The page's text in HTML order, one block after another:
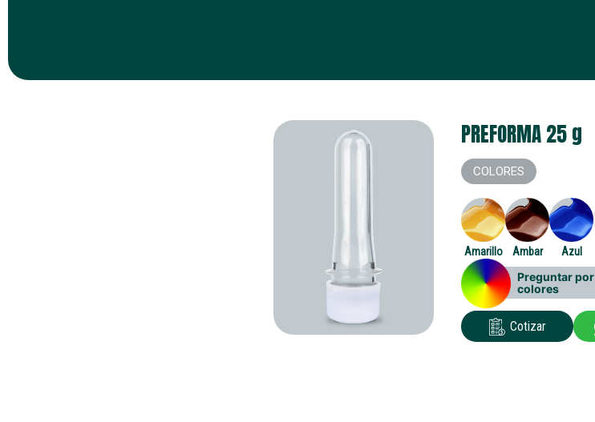
PREFORMA 25g
COLORES
Amarillo Ambar Azul
Preguntar por
colores
Cotizar